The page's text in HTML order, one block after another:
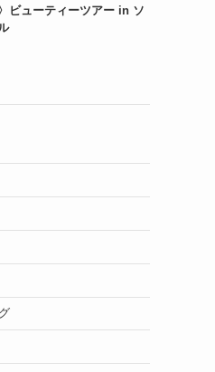
ビューティーツアー in ソ